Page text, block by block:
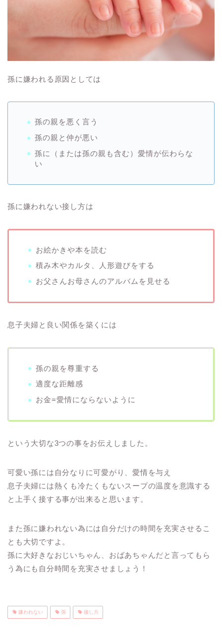
孫に嫌われる原因としては
孫の親を悪く言う
孫の親と仲が悪い
孫に（または孫の親も含む）愛情が伝わらな
い
孫に嫌われない接し方は
お絵かきや本を読む
積み木やカルタ、人形遊びをする
お父さんお母さんのアルバムを見せる
息子夫婦と良い関係を築くには
孫の親を尊重する
適度な距離感
お金=愛情にならないように
という大切な3つの事をお伝えしました。
可愛い孫には自分なりに可愛がり、愛情を与え
息子夫婦には熱くも冷たくもないスープの温度を意識する
と上手く接する事が出来ると思います。
また孫に嫌われない為には自分だけの時間を充実させるこ
とも大切ですよ。
孫に大好きなおじいちゃん、おばあちゃんだと言ってもら
う為にも自分時間を充実させましょう！
嫌われない 孫 接し方